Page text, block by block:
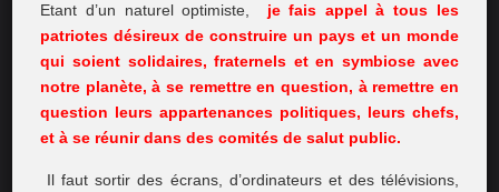
Etant d’un naturel optimiste,
je fais appel à tous les
patriotes désireux de construire un pays et un monde
qui soient solidaires, fraternels et en symbiose avec
notre planète, à se remettre en question, à remettre en
question leurs appartenances politiques, leurs chefs,
et à se réunir dans des comités de salut public.
Il faut sortir des écrans, d’ordinateurs et des télévisions,